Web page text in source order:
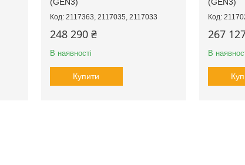
2117363, 2117035, 2117033
248 290 ₴
В наявності
Купити
267
В